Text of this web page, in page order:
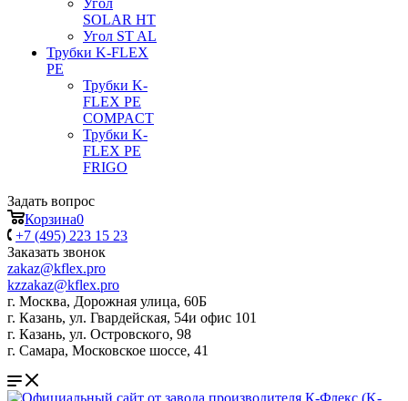
Угол
SOLAR HT
Угол ST AL
Трубки K-FLEX
PE
Трубки K-
FLEX PE
COMPACT
Трубки K-
FLEX PE
FRIGO
Задать вопрос
Корзина0
+7 (495) 223 15 23
Заказать звонок
zakaz@kflex.pro
kzzakaz@kflex.pro
г. Москва, Дорожная улица, 60Б
г. Казань, ул. Гвардейская, 54и офис 101
г. Казань, ул. Островского, 98
г. Самара, Московское шоссе, 41